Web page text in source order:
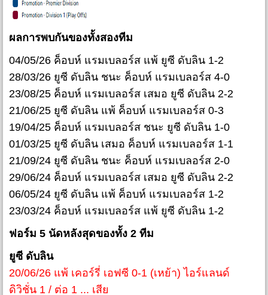
ผลการพบกันของทั้งสองทีม
04/05/26 ค็อบห์ แรมเบลอร์ส แพ้ ยูซี ดับลิน 1-2
28/03/26 ยูซี ดับลิน ชนะ ค็อบห์ แรมเบลอร์ส 4-0
23/08/25 ค็อบห์ แรมเบลอร์ส เสมอ ยูซี ดับลิน 2-2
21/06/25 ยูซี ดับลิน แพ้ ค็อบห์ แรมเบลอร์ส 0-3
19/04/25 ค็อบห์ แรมเบลอร์ส ชนะ ยูซี ดับลิน 1-0
01/03/25 ยูซี ดับลิน เสมอ ค็อบห์ แรมเบลอร์ส 1-1
21/09/24 ยูซี ดับลิน ชนะ ค็อบห์ แรมเบลอร์ส 2-0
29/06/24 ค็อบห์ แรมเบลอร์ส เสมอ ยูซี ดับลิน 2-2
06/05/24 ยูซี ดับลิน แพ้ ค็อบห์ แรมเบลอร์ส 1-2
23/03/24 ค็อบห์ แรมเบลอร์ส แพ้ ยูซี ดับลิน 1-2
ฟอร์ม 5 นัดหลังสุดของทั้ง 2 ทีม
ยูซี ดับลิน
20/06/26 แพ้ เคอร์รี่ เอฟซี 0-1 (เหย้า) ไอร์แลนด์
ดิวิชั่น 1 / ต่อ 1 ... เสีย